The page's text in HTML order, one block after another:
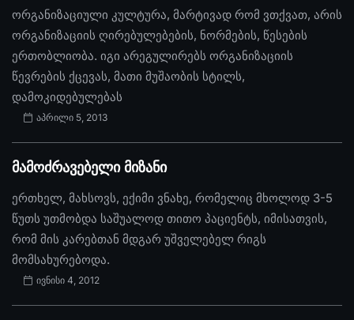
ორგანიზაციული კულტურა, მარტივად რომ ვთქვათ, არის
ორგანიზაციის ღირებულებების, ნორმების, წესების
ერთობლიობა. იგი არეგულირებს ორგანიზაციის
წევრების ქცევას, მათი მუშაობის სტილს,
დამოკიდებულებას
აპრილი 5, 2013
მამოძრავებელი მიზანი
ერთხელ, მახსოვს, ექიმი ვნახე, რომელიც მხოლოდ 3-5
წუთს უთმობდა საშუალოდ თითო პაციენტს, იმისათვის,
რომ მის კარებთან მდგარ უშველებელ რიგს
მომსახურებოდა.
ივნისი 4, 2012